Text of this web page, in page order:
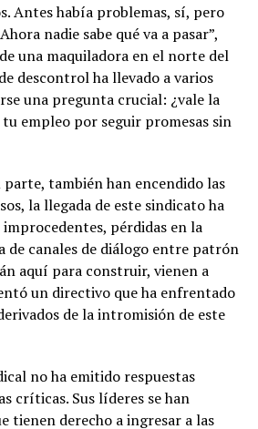
Antes había problemas, sí, pero
nadie sabe qué va a pasar”,
una maquiladora en el norte del
descontrol ha llevado a varios
una pregunta crucial: ¿vale la
empleo por seguir promesas sin
parte, también han encendido las
la llegada de este sindicato ha
pérdidas en la
canales de diálogo entre patrón
aquí para construir, vienen a
un directivo que ha enfrentado
de la intromisión de este
no ha emitido respuestas
críticas. Sus líderes se han
tienen derecho a ingresar a las